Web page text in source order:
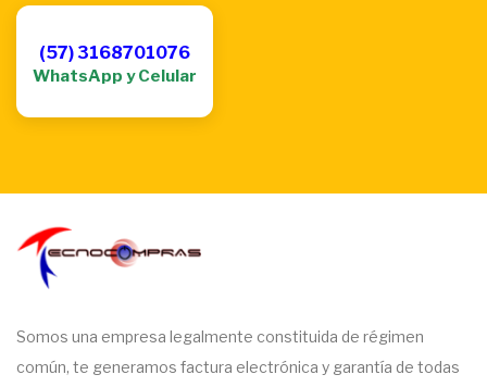
(57) 3168701076
WhatsApp y Celular
Somos una empresa legalmente constituida de régimen
común, te generamos factura electrónica y garantía de todas